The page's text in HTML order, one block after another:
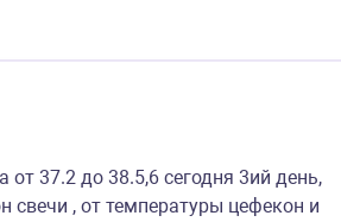
37.2 до 38.5,6 сегодня 3ий день,
, от температуры цефекон и